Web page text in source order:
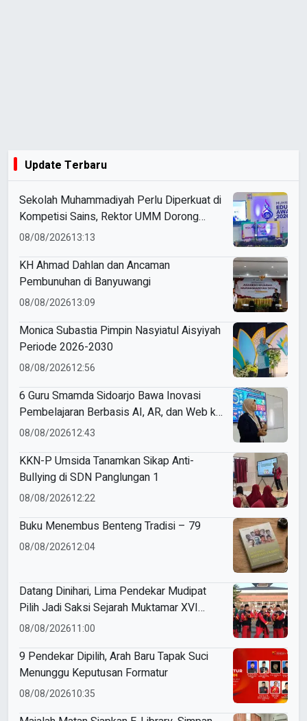
Update Terbaru
Sekolah Muhammadiyah Perlu Diperkuat di
Kompetisi Sains, Rektor UMM Dorong
Coaching Clinic
08/08/202613:13
KH Ahmad Dahlan dan Ancaman
Pembunuhan di Banyuwangi
08/08/202613:09
Monica Subastia Pimpin Nasyiatul Aisyiyah
Periode 2026-2030
08/08/202612:56
6 Guru Smamda Sidoarjo Bawa Inovasi
Pembelajaran Berbasis AI, AR, dan Web ke
ME Award 2026
08/08/202612:43
KKN-P Umsida Tanamkan Sikap Anti-
Bullying di SDN Panglungan 1
08/08/202612:22
Buku Menembus Benteng Tradisi – 79
08/08/202612:04
Datang Dinihari, Lima Pendekar Mudipat
Pilih Jadi Saksi Sejarah Muktamar XVI
Tapak Suci
08/08/202611:00
9 Pendekar Dipilih, Arah Baru Tapak Suci
Menunggu Keputusan Formatur
08/08/202610:35